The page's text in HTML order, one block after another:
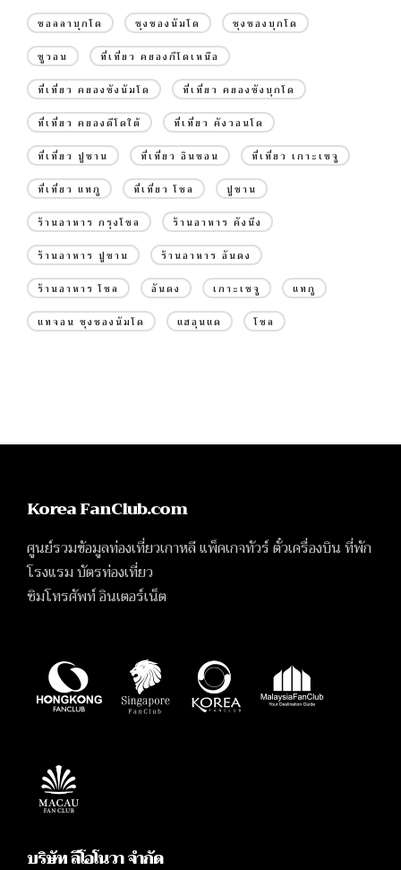
ชอลลาบุกโด ชุงชองนัมโด ชุงชองบุกโด
ซูวอน ที่เที่ยว คยองกีโดเหนือ
ที่เที่ยว คยองซังนัมโด ที่เที่ยว คยองซังบุกโด
ที่เที่ยว คยองดีโดใต้ ที่เที่ยว คังวอนโด
ที่เที่ยว ปูซาน ที่เที่ยว อินชอน ที่เที่ยว เกาะเชจู
ที่เที่ยว แทกู ที่เที่ยว โซล ปูซาน
ร้านอาหาร กรุงโซล ร้านอาหาร คังนึง
ร้านอาหาร ปูซาน ร้านอาหาร อันดง
ร้านอาหาร โซล อันดง เกาะเชจู แทกู
แทจอน ชุงชองนัมโด แฮอุนแด โซล
Korea FanClub.com
ศูนย์รวมข้อมูลท่องเที่ยวเกาหลี แพ็คเกจทัวร์ ตั๋วเครื่องบิน ที่พัก
โรงแรม บัตรท่องเที่ยว
ซิมโทรศัพท์ อินเตอร์เน็ต
บริษัท ลีโอโนวา จำกัด